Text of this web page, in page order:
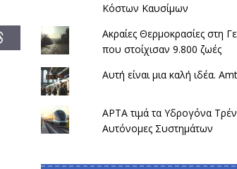
Κόστων Καυσίμων
Ακραίες Θερμοκρασίες στη
που στοίχισαν 9.800 ζωές
Αυτή είναι μια καλή ιδέα.
APTA τιμά τα Υδρογόνα
Αυτόνομες Συστημάτων